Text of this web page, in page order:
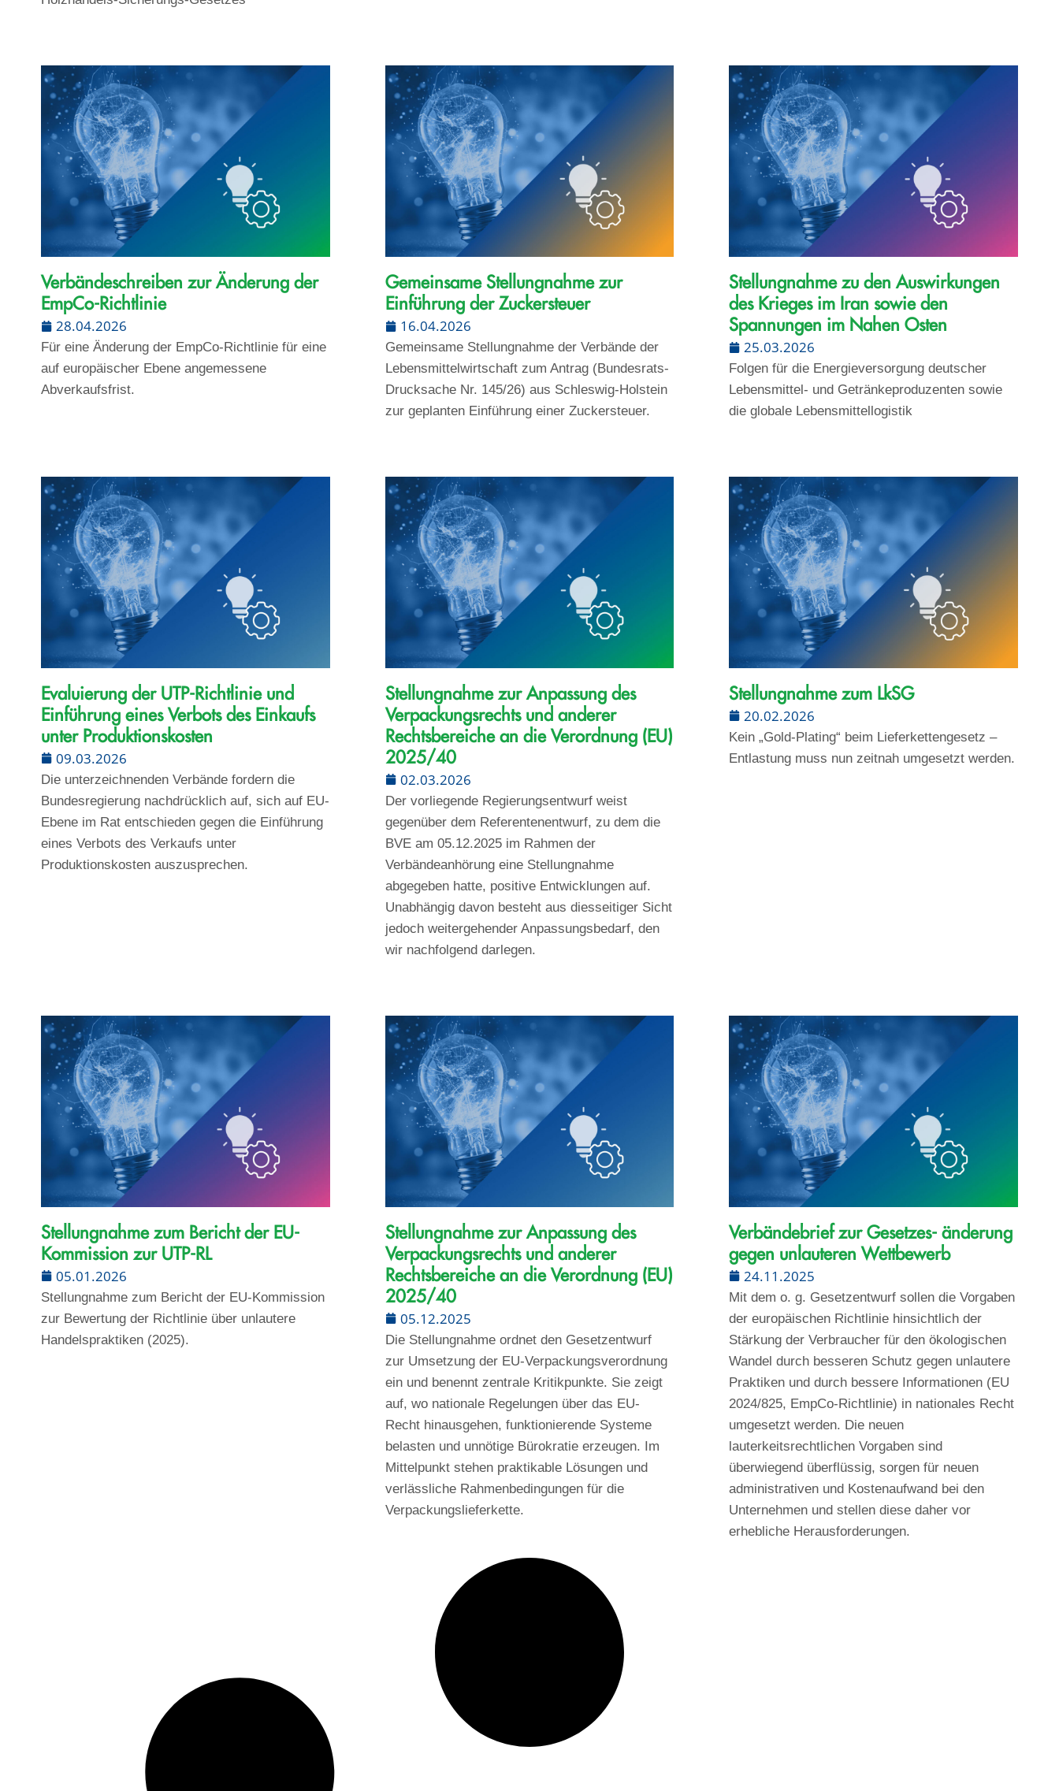
Verbändeschreiben zur Änderung der
EmpCo-Richtlinie
28.04.2026
Für eine Änderung der EmpCo-Richtlinie für eine
auf europäischer Ebene angemessene
Abverkaufsfrist.
Gemeinsame Stellungnahme zur
Einführung der Zuckersteuer
16.04.2026
Gemeinsame Stellungnahme der Verbände der
Lebensmittelwirtschaft zum Antrag (Bundesrats-
Drucksache Nr. 145/26) aus Schleswig-Holstein
zur geplanten Einführung einer Zuckersteuer.
Stellungnahme zu den Auswirkungen
des Krieges im Iran sowie den
Spannungen im Nahen Osten
25.03.2026
Folgen für die Energieversorgung deutscher
Lebensmittel- und Getränkeproduzenten sowie
die globale Lebensmittellogistik
Evaluierung der UTP-Richtlinie und
Einführung eines Verbots des Einkaufs
unter Produktionskosten
09.03.2026
Die unterzeichnenden Verbände fordern die
Bundesregierung nachdrücklich auf, sich auf EU-
Ebene im Rat entschieden gegen die Einführung
eines Verbots des Verkaufs unter
Produktionskosten auszusprechen.
Stellungnahme zur Anpassung des
Verpackungsrechts und anderer
Rechtsbereiche an die Verordnung (EU)
2025/40
02.03.2026
Der vorliegende Regierungsentwurf weist
gegenüber dem Referentenentwurf, zu dem die
BVE am 05.12.2025 im Rahmen der
Verbändeanhörung eine Stellungnahme
abgegeben hatte, positive Entwicklungen auf.
Unabhängig davon besteht aus diesseitiger Sicht
jedoch weitergehender Anpassungsbedarf, den
wir nachfolgend darlegen.
Stellungnahme zum LkSG
20.02.2026
Kein „Gold-Plating“ beim Lieferkettengesetz –
Entlastung muss nun zeitnah umgesetzt werden.
Stellungnahme zum Bericht der EU-
Kommission zur UTP-RL
05.01.2026
Stellungnahme zum Bericht der EU-Kommission
zur Bewertung der Richtlinie über unlautere
Handelspraktiken (2025).
Stellungnahme zur Anpassung des
Verpackungsrechts und anderer
Rechtsbereiche an die Verordnung (EU)
2025/40
05.12.2025
Die Stellungnahme ordnet den Gesetzentwurf
zur Umsetzung der EU-Verpackungsverordnung
ein und benennt zentrale Kritikpunkte. Sie zeigt
auf, wo nationale Regelungen über das EU-
Recht hinausgehen, funktionierende Systeme
belasten und unnötige Bürokratie erzeugen. Im
Mittelpunkt stehen praktikable Lösungen und
verlässliche Rahmenbedingungen für die
Verpackungslieferkette.
Verbändebrief zur Gesetzes- änderung
gegen unlauteren Wettbewerb
24.11.2025
Mit dem o. g. Gesetzentwurf sollen die Vorgaben
der europäischen Richtlinie hinsichtlich der
Stärkung der Verbraucher für den ökologischen
Wandel durch besseren Schutz gegen unlautere
Praktiken und durch bessere Informationen (EU
2024/825, EmpCo-Richtlinie) in nationales Recht
umgesetzt werden. Die neuen
lauterkeitsrechtlichen Vorgaben sind
überwiegend überflüssig, sorgen für neuen
administrativen und Kostenaufwand bei den
Unternehmen und stellen diese daher vor
erhebliche Herausforderungen.